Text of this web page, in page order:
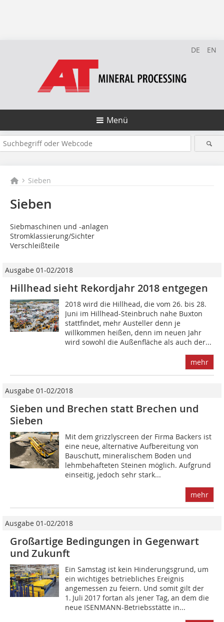
DE EN
Menü
Sieben
Sieben
Siebmaschinen und -anlagen
Stromklassierung/Sichter
Verschleißteile
Ausgabe 01-02/2018
Hillhead sieht Rekordjahr 2018 entgegen
2018 wird die Hillhead, die vom 26. bis 28.
Juni im Hillhead-Steinbruch nahe Buxton
stattfindet, mehr Austeller denn je
willkommen heißen, denn im neuen Jahr
wird sowohl die Außenfläche als auch der...
mehr
Ausgabe 01-02/2018
Sieben und Brechen statt Brechen und
Sieben
M‌it dem grizzlyscreen der Firma Backers ist
eine neue, alternative Aufbereitung von
Bauschutt, mineralischem Boden und
lehmbehafteten Steinen möglich. Aufgrund
einseitig, jedoch sehr stark...
mehr
Ausgabe 01-02/2018
Großartige Bedingungen in Gegenwart
und Zukunft
Ein Samstag ist kein Hinderungsgrund, um
ein wichtiges betriebliches Ereignis
angemessen zu feiern. Und somit gilt der
1. Juli 2017 fortan als jener Tag, an dem die
neue ISENMANN-Betriebsstätte in...